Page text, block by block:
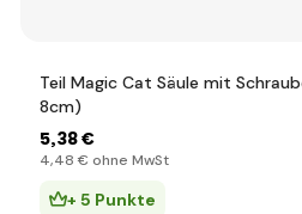
Teil Magic Cat Säule mit
8cm)
5,38 €
4,48 € ohne MwSt
+ 5 Punkte